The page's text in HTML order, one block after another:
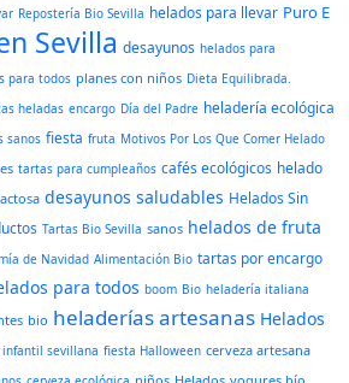
Repostería Bio Sevilla helados para llevar Puro E
Sevilla desayunos helados para
para todos planes con niños Dieta Equilibrada.
heladas encargo Día del Padre heladería ecológica
sanos fiesta fruta Motivos Por Los Que Comer Helado
tartas para cumpleaños cafés ecológicos helado
desayunos saludables Helados Sin
Tartas Bio Sevilla sanos helados de fruta
de Navidad Alimentación Bio tartas por encargo
para todos boom Bio heladería italiana
bio heladerías artesanas Helados
infantil sevillana fiesta Halloween cerveza artesana